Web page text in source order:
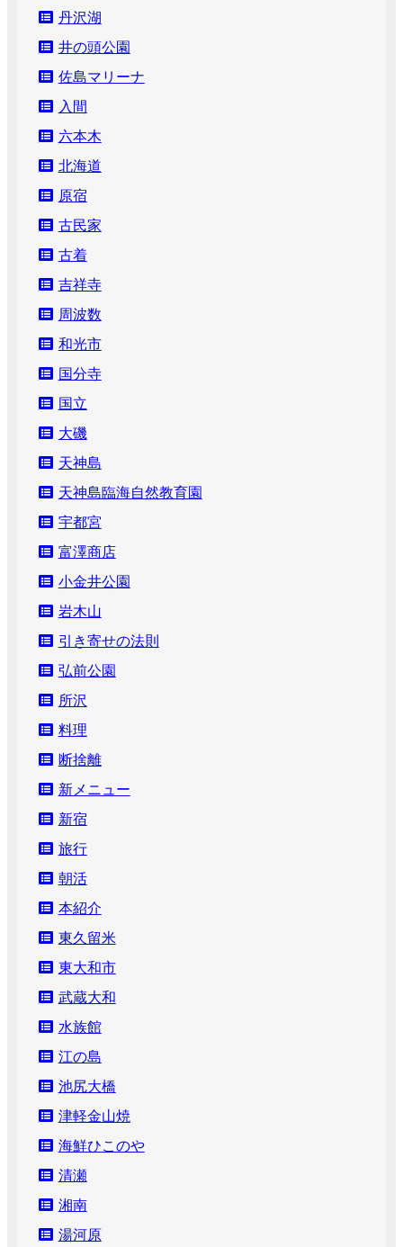
丹沢湖
井の頭公園
佐島マリーナ
入間
六本木
北海道
原宿
古民家
古着
吉祥寺
周波数
和光市
国分寺
国立
大磯
天神島
天神島臨海自然教育園
宇都宮
富澤商店
小金井公園
岩木山
引き寄せの法則
弘前公園
所沢
料理
断捨離
新メニュー
新宿
旅行
朝活
本紹介
東久留米
東大和市
武蔵大和
水族館
江の島
池尻大橋
津軽金山焼
海鮮ひこのや
清瀬
湘南
湯河原